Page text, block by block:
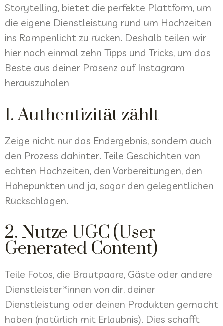
Storytelling, bietet die perfekte Plattform, um
die eigene Dienstleistung rund um Hochzeiten
ins Rampenlicht zu rücken. Deshalb teilen wir
hier noch einmal zehn Tipps und Tricks, um das
Beste aus deiner Präsenz auf Instagram
herauszuholen
1. Authentizität zählt
Zeige nicht nur das Endergebnis, sondern auch
den Prozess dahinter. Teile Geschichten von
echten Hochzeiten, den Vorbereitungen, den
Höhepunkten und ja, sogar den gelegentlichen
Rückschlägen.
2. Nutze UGC (User
Generated Content)
Teile Fotos, die Brautpaare, Gäste oder andere
Dienstleister*innen von dir, deiner
Dienstleistung oder deinen Produkten gemacht
haben (natürlich mit Erlaubnis). Dies schafft